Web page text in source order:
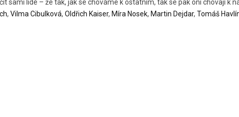
sami lidé – že tak, jak se chováme k ostatním, tak se pak oni chovají k
, Vilma Cibulková, Oldřich Kaiser, Míra Nosek, Martin Dejdar, Tomáš